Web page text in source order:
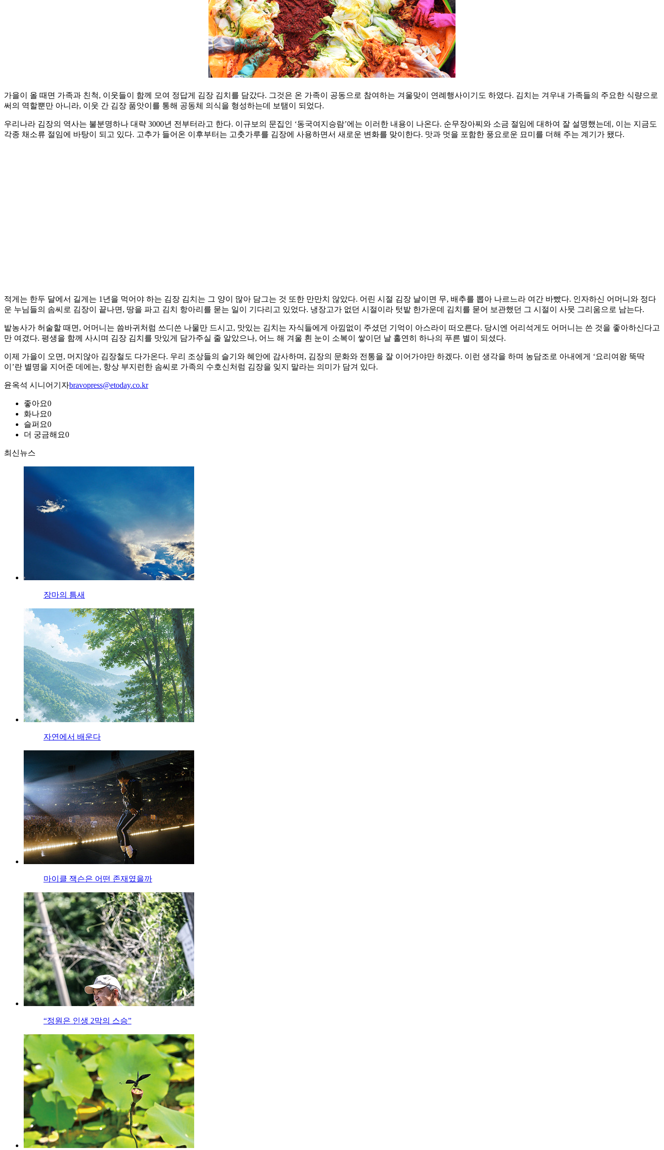
가을이 올 때면 가족과 친척, 이웃들이 함께 모여 정답게 김장 김치를 담갔다. 그것은 온 가족이 공동으로 참여하는 겨울맞이 연례행사이기도 하였다. 김치는 겨우내 가족들의 주요한 식량으로
써의 역할뿐만 아니라, 이웃 간 김장 품앗이를 통해 공동체 의식을 형성하는데 보탬이 되었다.
우리나라 김장의 역사는 불분명하나 대략 3000년 전부터라고 한다. 이규보의 문집인 ‘동국여지승람’에는 이러한 내용이 나온다. 순무장아찌와 소금 절임에 대하여 잘 설명했는데, 이는 지금도
각종 채소류 절임에 바탕이 되고 있다. 고추가 들어온 이후부터는 고춧가루를 김장에 사용하면서 새로운 변화를 맞이한다. 맛과 멋을 포함한 풍요로운 묘미를 더해 주는 계기가 됐다.
적게는 한두 달에서 길게는 1년을 먹어야 하는 김장 김치는 그 양이 많아 담그는 것 또한 만만치 않았다. 어린 시절 김장 날이면 무, 배추를 뽑아 나르느라 여간 바빴다. 인자하신 어머니와 정다
운 누님들의 솜씨로 김장이 끝나면, 땅을 파고 김치 항아리를 묻는 일이 기다리고 있었다. 냉장고가 없던 시절이라 텃밭 한가운데 김치를 묻어 보관했던 그 시절이 사뭇 그리움으로 남는다.
밭농사가 허술할 때면, 어머니는 씀바귀처럼 쓰디쓴 나물만 드시고, 맛있는 김치는 자식들에게 아낌없이 주셨던 기억이 아스라이 떠오른다. 당시엔 어리석게도 어머니는 쓴 것을 좋아하신다고
만 여겼다. 평생을 함께 사시며 김장 김치를 맛있게 담가주실 줄 알았으나, 어느 해 겨울 흰 눈이 소복이 쌓이던 날 홀연히 하나의 푸른 별이 되셨다.
이제 가을이 오면, 머지않아 김장철도 다가온다. 우리 조상들의 슬기와 혜안에 감사하며, 김장의 문화와 전통을 잘 이어가야만 하겠다. 이런 생각을 하며 농담조로 아내에게 ‘요리여왕 뚝딱
이’란 별명을 지어준 데에는, 항상 부지런한 솜씨로 가족의 수호신처럼 김장을 잊지 말라는 의미가 담겨 있다.
윤옥석 시니어기자bravopress@etoday.co.kr
좋아요0
화나요0
슬퍼요0
더 궁금해요0
최신뉴스
장마의 틈새
자연에서 배운다
마이클 잭슨은 어떤 존재였을까
“정원은 인생 2막의 스승”